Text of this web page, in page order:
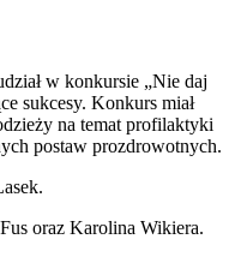
w konkursie „Nie daj
sukcesy. Konkurs miał
na temat profilaktyki
postaw prozdrowotnych.
oraz Karolina Wikiera.